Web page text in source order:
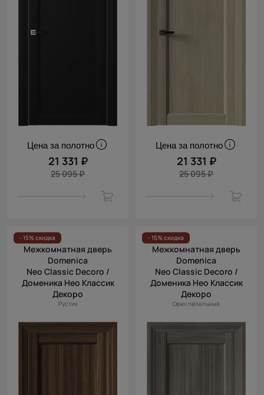
Цена за полотно
21 331 ₽
25 095 ₽
Цена за полотно
21 331 ₽
25 095 ₽
- 15% скидка
Межкомнатная дверь
Domenica
Neo Classic Decoro /
Доменика Нео Классик
Декоро
Рустик
- 15% скидка
Межкомнатная дверь
Domenica
Neo Classic Decoro /
Доменика Нео Классик
Декоро
Орех пепельный